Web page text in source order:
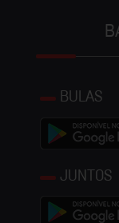
BULAS
JUNTOS